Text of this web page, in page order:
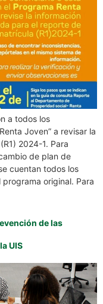
a todos los
Joven” a revisar la
2024-1. Para
de plan de
cuentan todos los
original. Para
de las
UIS